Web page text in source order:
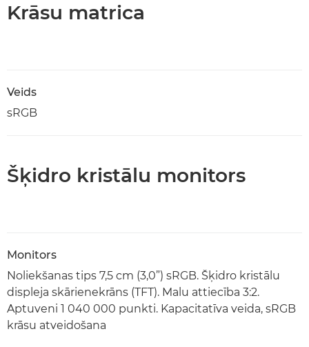
Krāsu matrica
Veids
sRGB
Šķidro kristālu monitors
Monitors
Noliekšanas tips 7,5 cm (3,0”) sRGB. Šķidro kristālu
displeja skārienekrāns (TFT). Malu attiecība 3:2.
Aptuveni 1 040 000 punkti. Kapacitatīva veida, sRGB
krāsu atveidošana